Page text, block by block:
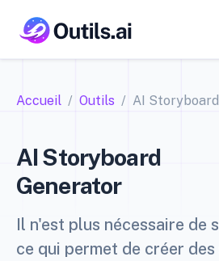
Accueil Outils AI
AI Storyboard
Generator
Il n'est plus nécessaire de
ce qui permet de créer